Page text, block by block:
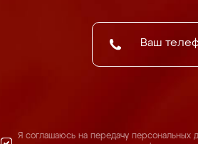
Я соглашаюсь на передачу персональных